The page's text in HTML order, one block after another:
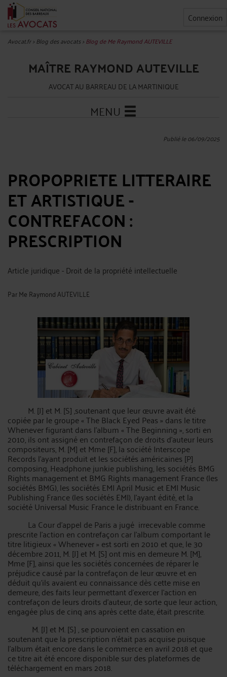
Connexion
Avocat.fr>Blog des avocats>Blog de Me Raymond AUTEVILLE
MAÎTRE RAYMOND AUTEVILLE
AVOCAT AU BARREAU DE LA MARTINIQUE
MENU
Publié le 06/09/2025
PROPOPRIETE LITTERAIRE
ET ARTISTIQUE -
CONTREFACON :
PRESCRIPTION
Article juridique - Droit de la propriété intellectuelle
ParMe Raymond AUTEVILLE
M. [J] et M. [S] ,soutenant que leur œuvre avait été
copiée par le groupe « The Black Eyed Peas » dans le titre
Whenever figurant dans l'album « The Beginning », sorti en
2010, ils ont assigné en contrefaçon de droits d'auteur leurs
compositeurs, M. [M] et Mme [F], la société Interscope
Records l'ayant produit et les sociétés américaines [P]
composing, Headphone junkie publishing, les sociétés BMG
Rights management et BMG Rights management France (les
sociétés BMG), les sociétés EMI April Music et EMI Music
Publishing France (les sociétés EMI), l'ayant édité, et la
société Universal Music France le distribuant en France.
La Cour d’appel de Paris a jugé irrecevable comme
prescrite l'action en contrefaçon car l'album comportant le
titre litigieux « Whenever » est sorti en 2010 et que, le 30
décembre 2011, M. [J] et M. [S] ont mis en demeure M. [M],
Mme [F], ainsi que les sociétés concernées de réparer le
préjudice causé par la contrefaçon de leur œuvre et en
déduit qu'ils avaient eu connaissance dès cette mise en
demeure, des faits leur permettant d'exercer l'action en
contrefaçon de leurs droits d'auteur, de sorte que leur action,
engagée plus de cinq ans après cette date, était prescrite.
M. [J] et M. [S] , se pourvoient en cassation en
soutenant que la prescription n’était pas acquise puisque
l’album était encore dans le commerce en avril 2018 et que
ce titre ait été encore disponible sur des plateformes de
téléchargement en mars 2018.